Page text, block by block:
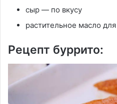
сыр — по вкусу
растительное масло
Рецепт буррито: